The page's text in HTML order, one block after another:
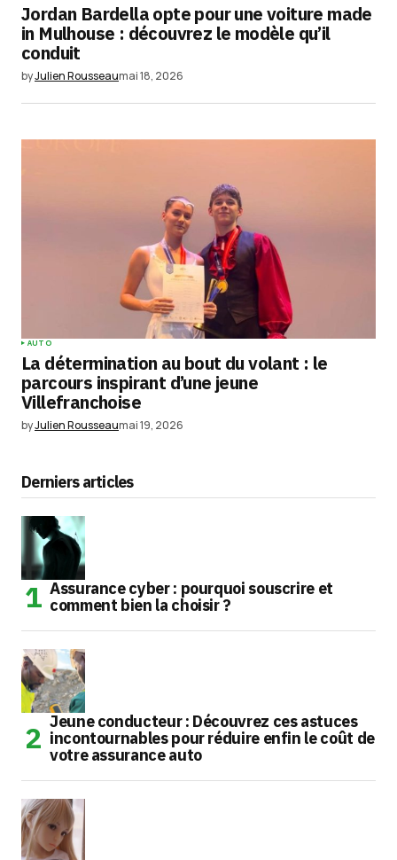
Jordan Bardella opte pour une voiture made
in Mulhouse : découvrez le modèle qu’il
conduit
byJulien Rousseaumai 18, 2026
AUTO
La détermination au bout du volant : le
parcours inspirant d’une jeune
Villefranchoise
byJulien Rousseaumai 19, 2026
Derniers articles
Assurance cyber : pourquoi souscrire et
comment bien la choisir ?
Jeune conducteur : Découvrez ces astuces
incontournables pour réduire enfin le coût de
votre assurance auto